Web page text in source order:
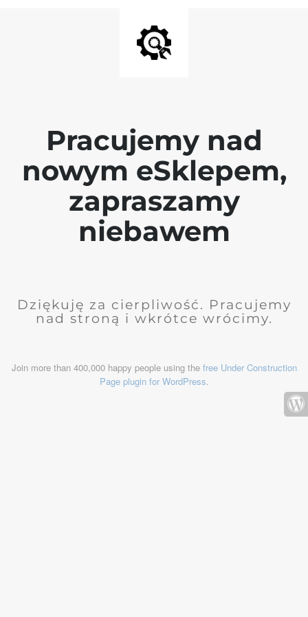
Pracujemy nad
nowym eSklepem,
zapraszamy
niebawem
Dziękuję za cierpliwość. Pracujemy
nad stroną i wkrótce wrócimy.
Join more than 400,000 happy people using the free Under Construction
Page plugin for WordPress.